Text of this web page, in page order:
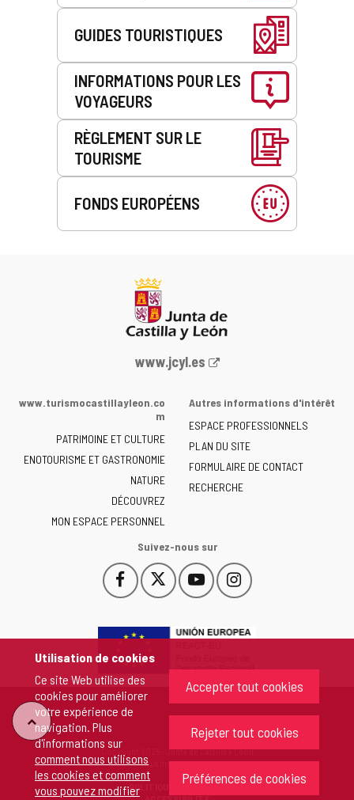
Utilisation de cookies
Ce site Web utilise des
cookies pour améliorer
votre expérience de
navigation. Plus
d'informations sur
comment nous utilisons
les cookies et comment
vous pouvez modifier
Accepter tout cookies
Rejeter tout cookies
Préférences de cookies
GUIDES TOURISTIQUES
INFORMATIONS POUR LES
VOYAGEURS
RÈGLEMENT SUR LE
TOURISME
FONDS EUROPÉENS
Portail
la
de
Castilla
y
León
-
www.jcyl.es
www.turismocastillayleon.co
m
PATRIMOINE ET CULTURE
ENOTOURISME ET GASTRONOMIE
NATURE
DÉCOUVREZ
MON ESPACE PERSONNEL
Autres informations d'intérêt
ESPACE PROFESSIONNELS
PLAN DU SITE
FORMULAIRE DE CONTACT
RECHERCHE
Suivez-nous sur
Facebook
Este
enlace
abrirá
una
ventana
nueva.
Este
enlace
abrirá
ventana
YouTube
Este
enlace
abrirá
ventana
nueva.
Instagram
Este
enlace
abrirá
ventana
"Retour
sommet"
Copyright 2026 - Junta de Castilla y León
Tous droits réservés
POLITIQUE DE COOKIES